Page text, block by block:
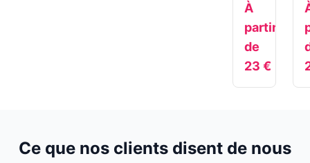
À
partir
de
23 €
Ce que nos clients disent de nous